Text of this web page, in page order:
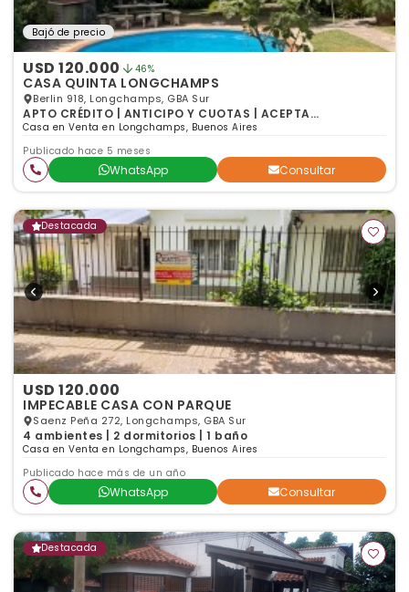
Bajó de precio
USD 120.000 46%
CASA QUINTA LONGCHAMPS
Berlin 918, Longchamps, GBA Sur
APTO CRÉDITO | ANTICIPO Y CUOTAS | ACEPTA
PERMUTA | 4 ambientes | 3 dormitorios | 1 baño
Casa en Venta en Longchamps, Buenos Aires
Publicado hace 5 meses
WhatsApp Consultar
Destacada
USD 120.000
IMPECABLE CASA CON PARQUE
Saenz Peña 272, Longchamps, GBA Sur
4 ambientes | 2 dormitorios | 1 baño
Casa en Venta en Longchamps, Buenos Aires
Publicado hace más de un año
WhatsApp Consultar
Destacada